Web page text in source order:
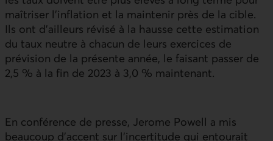
maîtriser l’inflation et la maintenir près de la cible.
Ils ont d’ailleurs révisé à la hausse cette estimation
du taux neutre à chacun de leurs exercices de
prévision de la présente année, le faisant passer de
2,5 % à la fin de 2023 à 3,0 % maintenant.
En conférence de presse, Jerome Powell a mis
beaucoup d’accent sur l’incertitude qui entourait